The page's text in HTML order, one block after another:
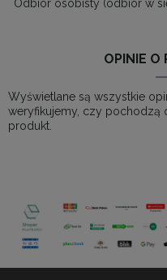
Odbiór osobisty (odbiór w
OPINIE O
Wyświetlane są wszystkie
weryfikujemy, czy pochodzą
produkt.